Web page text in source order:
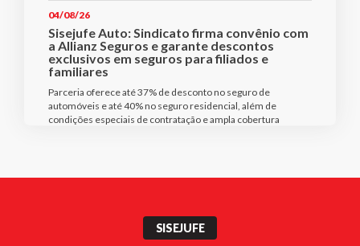
04/08/26
Sisejufe Auto: Sindicato firma convênio com
a Allianz Seguros e garante descontos
exclusivos em seguros para filiados e
familiares
Parceria oferece até 37% de desconto no seguro de
automóveis e até 40% no seguro residencial, além de
condições especiais de contratação e ampla cobertura
SISEJUFE